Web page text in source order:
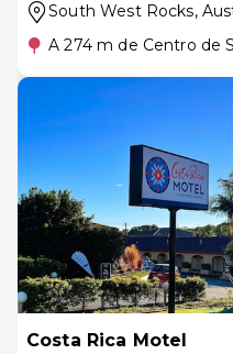
South West Rocks,
A 274 m de Centro de
Costa Rica Motel